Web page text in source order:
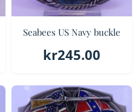
Seabees US Navy buckle
kr245.00